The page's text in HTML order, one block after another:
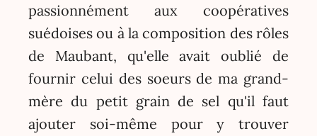
passionnément aux coopératives
suédoises ou à la composition des rôles
de Maubant, qu'elle avait oublié de
fournir celui des soeurs de ma grand-
mère du petit grain de sel qu'il faut
ajouter soi-même pour y trouver